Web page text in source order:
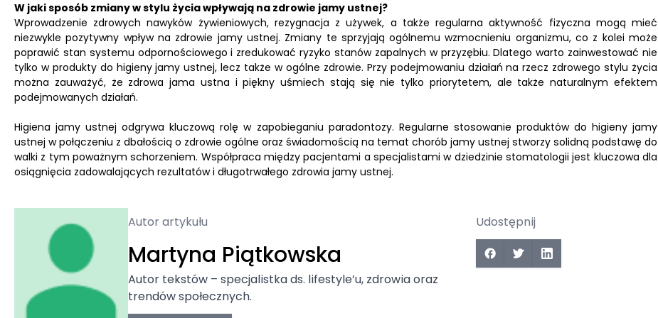
W jaki sposób zmiany w stylu życia wpływają na zdrowie jamy ustnej?
Wprowadzenie zdrowych nawyków żywieniowych, rezygnacja z używek, a także regularna aktywność fizyczna mogą mieć
niezwykle pozytywny wpływ na zdrowie jamy ustnej. Zmiany te sprzyjają ogólnemu wzmocnieniu organizmu, co z kolei może
poprawić stan systemu odpornościowego i zredukować ryzyko stanów zapalnych w przyzębiu. Dlatego warto zainwestować nie
tylko w produkty do higieny jamy ustnej, lecz także w ogólne zdrowie. Przy podejmowaniu działań na rzecz zdrowego stylu życia
można zauważyć, że zdrowa jama ustna i piękny uśmiech stają się nie tylko priorytetem, ale także naturalnym efektem
podejmowanych działań.
Higiena jamy ustnej odgrywa kluczową rolę w zapobieganiu paradontozy. Regularne stosowanie produktów do higieny jamy
ustnej w połączeniu z dbałością o zdrowie ogólne oraz świadomością na temat chorób jamy ustnej stworzy solidną podstawę do
walki z tym poważnym schorzeniem. Współpraca między pacjentami a specjalistami w dziedzinie stomatologii jest kluczowa dla
osiągnięcia zadowalających rezultatów i długotrwałego zdrowia jamy ustnej.
Autor artykułu
Martyna Piątkowska
Autor tekstów – specjalistka ds. lifestyle’u, zdrowia oraz
trendów społecznych.
Udostępnij